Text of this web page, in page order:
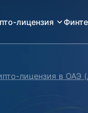
лицензия
лицензия в ОАЭ